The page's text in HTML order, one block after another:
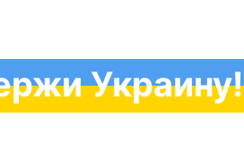
Украину!